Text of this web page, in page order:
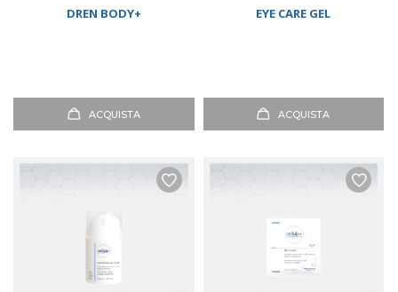
DREN BODY+
ACQUISTA
EYE CARE GEL
ACQUISTA